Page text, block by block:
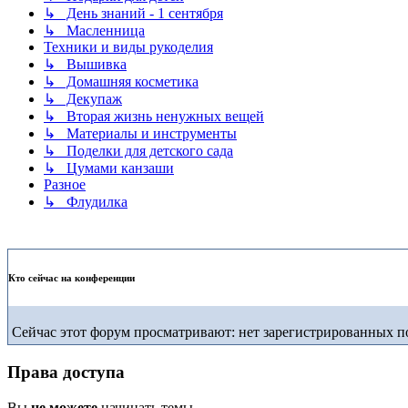
↳ День знаний - 1 сентября
↳ Масленница
Техники и виды рукоделия
↳ Вышивка
↳ Домашняя косметика
↳ Декупаж
↳ Вторая жизнь ненужных вещей
↳ Материалы и инструменты
↳ Поделки для детского сада
↳ Цумами канзаши
Разное
↳ Флудилка
Кто сейчас на конференции
Сейчас этот форум просматривают: нет зарегистрированных
Права доступа